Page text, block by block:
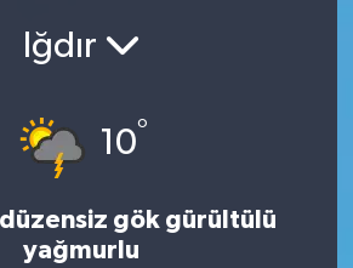
Iğdır
10°
gök gürültülü
yağmurlu